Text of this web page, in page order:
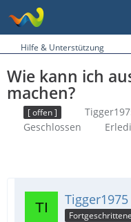
Hilfe & Unterstützung
Wie kann ich
machen?
[ offen ]
Geschlossen
Tigger1975